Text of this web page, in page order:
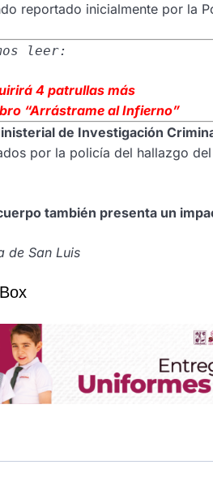
reportado inicialmente por la
leer:
4 patrullas más
“Arrástrame al Infierno”
de Investigación
por la policía del hallazgo
también presenta un
de San Luis